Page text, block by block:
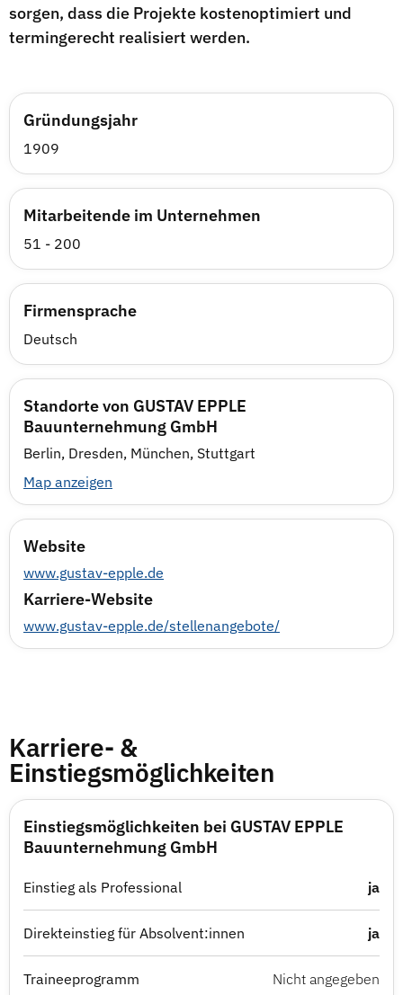
sorgen, dass die Projekte kostenoptimiert und
termingerecht realisiert werden.
Gründungsjahr
1909
Mitarbeitende im Unternehmen
51 - 200
Firmensprache
Deutsch
Standorte von GUSTAV EPPLE
Bauunternehmung GmbH
Berlin, Dresden, München, Stuttgart
Map anzeigen
Website
www.gustav-epple.de
Karriere-Website
www.gustav-epple.de/stellenangebote/
Karriere- &
Einstiegsmöglichkeiten
Einstiegsmöglichkeiten bei GUSTAV EPPLE
Bauunternehmung GmbH
Einstieg als Professional ja
Direkteinstieg für Absolvent:innen ja
Traineeprogramm Nicht angegeben